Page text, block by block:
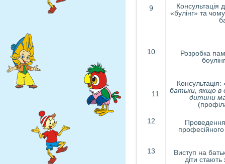
9
Консультація
«булінг» та
10
Розробка
11
Консультація:
батьки, якщо в
дитини
12
Проведення
професійного
13
Виступ на
діти